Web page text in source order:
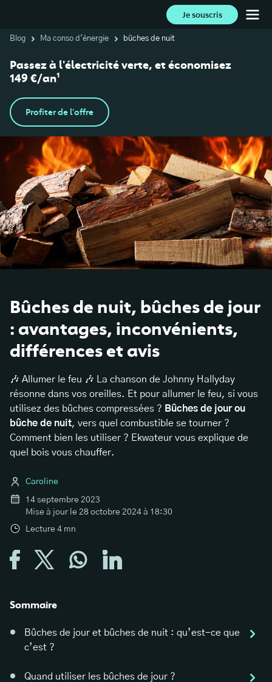
Je souscris
Blog Ma conso d'énergie bûches de nuit
Passez à l'électricité verte, et économisez
149 €/an¹
Profiter de l'offre
Bûches de nuit, bûches de jour
: avantages, inconvénients,
différences et avis
🎶 Allumer le feu 🎶 La chanson de Johnny Hallyday
résonne dans vos oreilles. Et pour allumer le feu, si vous
utilisez des bûches compressées ? Bûches de jour ou
bûche de nuit, vers quel combustible se tourner ?
Comment bien les utiliser ? Ekwateur vous explique de
quel bois vous chauffer.
Caroline
14 septembre 2023
Mise à jour le 28 octobre 2024 à 18:30
Lecture 4 mn
Sommaire
Bûches de jour et bûches de nuit : qu’est-ce que
c’est ?
Quand utiliser les bûches de jour ?